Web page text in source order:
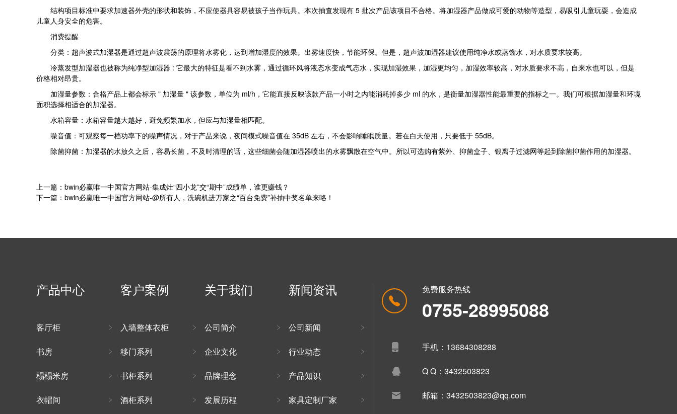
结构项目标准中要求加速器外壳的形状和装饰，不应使器具容易被孩子当作玩具。本次抽查发现有 5 批次产品该项目不合格。将加湿器产品做成可爱的动物等造型，易吸引儿童玩耍，会造成
儿童人身安全的危害。
消费提醒
分类：超声波式加湿器是通过超声波震荡的原理将水雾化，达到增加湿度的效果。出雾速度快，节能环保。但是，超声波加湿器建议使用纯净水或蒸馏水，对水质要求较高。
冷蒸发型加湿器也被称为纯净型加湿器 : 它最大的特征是看不到水雾，通过循环风将液态水变成气态水，实现加湿效果，加湿更均匀，加湿效率较高，对水质要求不高，自来水也可以，但是
价格相对昂贵。
加湿量参数：合格产品上都会标示 " 加湿量 " 该参数，单位为 ml/h，它能直接反映该款产品一小时之内能消耗掉多少 ml 的水，是衡量加湿器性能最重要的指标之一。我们可根据加湿量和环境
面积选择相适合的加湿器。
水箱容量：水箱容量越大越好，避免频繁加水，但应与加湿量相匹配。
噪音值：可观察每一档功率下的噪声情况，对于产品来说，夜间模式噪音值在 35dB 左右，不会影响睡眠质量。若在白天使用，只要低于 55dB。
除菌抑菌：加湿器的水放久之后，容易长菌，不及时清理的话，这些细菌会随加湿器喷出的水雾飘散在空气中。所以可选购有紫外、抑菌盒子、银离子过滤网等起到除菌抑菌作用的加湿器。
上一篇：bwin必赢唯一中国官方网站-集成灶“四小龙”交“期中”成绩单，谁更赚钱？
下一篇：bwin必赢唯一中国官方网站-@所有人，洗碗机进万家之“百台免费”补抽中奖名单来咯！
产品中心
客厅柜
书房
榻榻米房
衣帽间
客户案例
入墙整体衣柜
移门系列
书柜系列
酒柜系列
关于我们
公司简介
企业文化
品牌理念
发展历程
新闻资讯
公司新闻
行业动态
产品知识
家具定制厂家
免费服务热线
0755-28995088
手机：13684308288
Q Q：3432503823
邮箱：3432503823@qq.com